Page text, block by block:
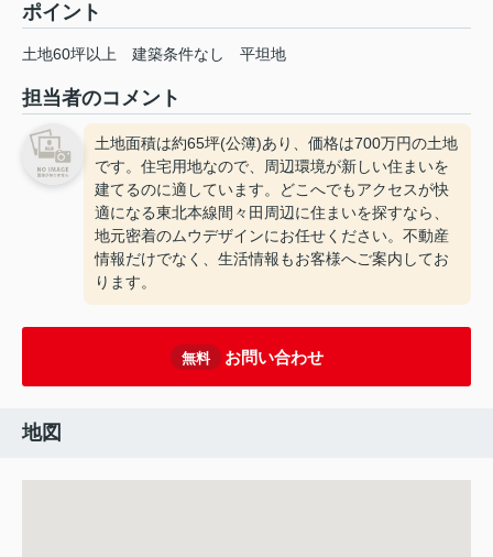
ポイント
土地60坪以上 建築条件なし 平坦地
担当者のコメント
土地面積は約65坪(公簿)あり、価格は700万円の土地
です。住宅用地なので、周辺環境が新しい住まいを
建てるのに適しています。どこへでもアクセスが快
適になる東北本線間々田周辺に住まいを探すなら、
地元密着のムウデザインにお任せください。不動産
情報だけでなく、生活情報もお客様へご案内してお
ります。
無料 お問い合わせ
地図